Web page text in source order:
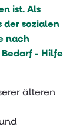
ist. Als
der sozialen
nach
Bedarf - Hilfe
älteren